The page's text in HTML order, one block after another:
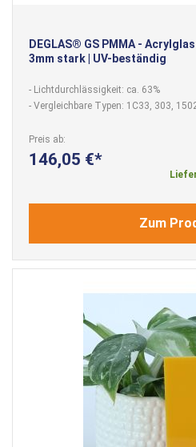
DEGLAS® GS PMMA -
3mm stark | UV-beständig
- Lichtdurchlässigkeit: ca. 63%
- Vergleichbare Typen: 1C33, 303,
Preis ab
146,05 €
Zum